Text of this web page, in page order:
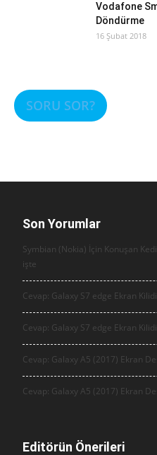
Vodafone
Döndürme
16 Şubat 2018
SORU SOR?
Son Yorumlar
Symbian (Nokia) İçin Konuşan
işte
Cevap: Galaxy S7 edge Ekran
Cevap: Galaxy S7 edge Ekran
Cevap: Galaxy A5 (2017) Ekran
Cevap: Galaxy A5 (2017) Ekran
Editörün Önerileri